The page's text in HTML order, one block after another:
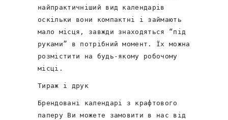
найпрактичніший вид календарів
оскільки вони компактні і займають
мало місця, завжди знаходяться “під
руками” в потрібний момент. Їх можна
розмістити на будь-якому робочому
місці.
Тираж і друк
Брендовані календарі з крафтового
паперу Ви можете замовити в нас від